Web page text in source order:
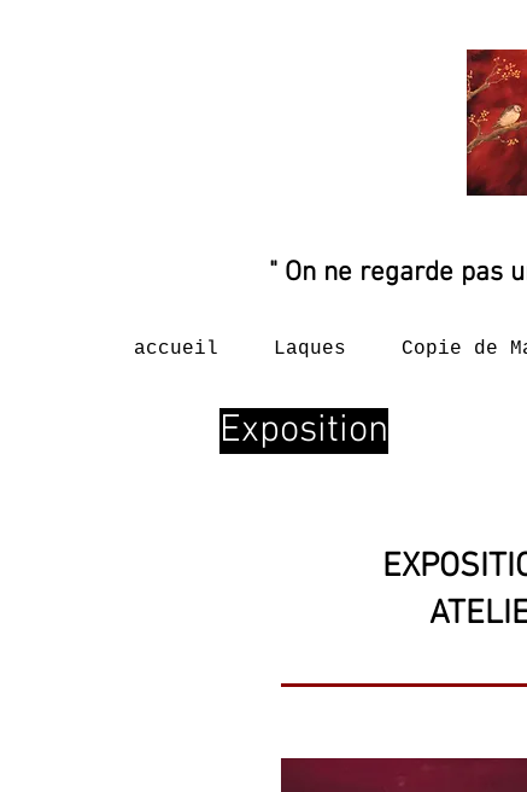
" On ne regarde pas
accueil Laques Copie de
Exposition